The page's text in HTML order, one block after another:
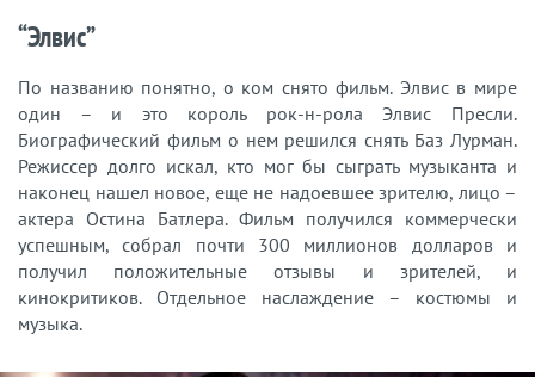
“Элвис”
По названию понятно, о ком снято фильм. Элвис в мире
один – и это король рок-н-рола Элвис Пресли.
Биографический фильм о нем решился снять Баз Лурман.
Режиссер долго искал, кто мог бы сыграть музыканта и
наконец нашел новое, еще не надоевшее зрителю, лицо –
актера Остина Батлера. Фильм получился коммерчески
успешным, собрал почти 300 миллионов долларов и
получил положительные отзывы и зрителей, и
кинокритиков. Отдельное наслаждение – костюмы и
музыка.